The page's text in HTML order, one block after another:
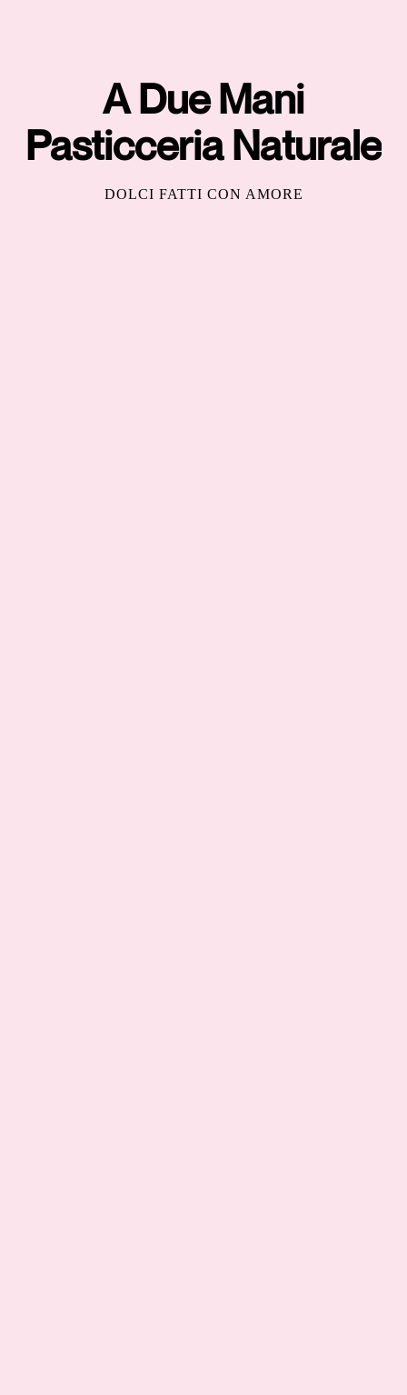
A Due Mani
Pasticceria Naturale
DOLCI FATTI CON AMORE